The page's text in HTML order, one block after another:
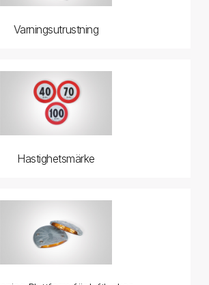
Varningsutrustning
Hastighetsmärke